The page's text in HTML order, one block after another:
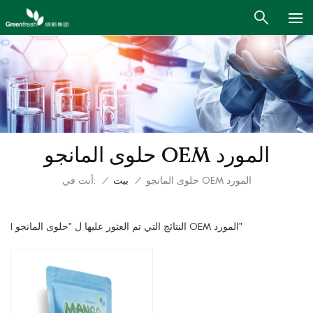
حلوى المانجو OEM المورد
أنت في: / بيت / حلوى المانجو OEM المورد
1 النتائج التي تم العثور عليها ل "حلوى المانجو OEM المورد"